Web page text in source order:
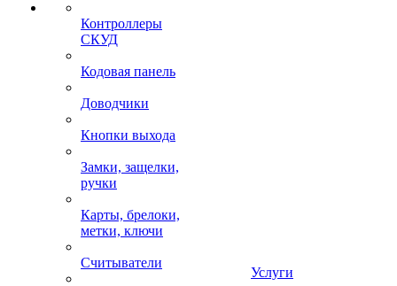
Контроллеры
СКУД
Кодовая панель
Доводчики
Кнопки выхода
Замки, защелки,
ручки
Карты, брелоки,
метки, ключи
Считыватели
Услуги